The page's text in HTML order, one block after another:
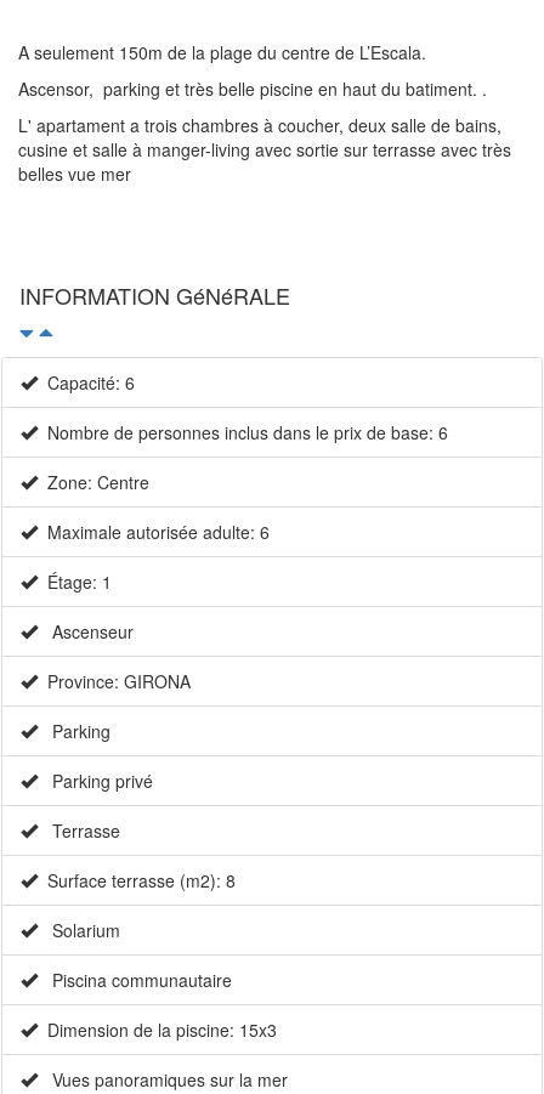
A seulement 150m de la plage du centre de L’Escala.
Ascensor, parking et très belle piscine en haut du batiment. .
L' apartament a trois chambres à coucher, deux salle de bains,
cusine et salle à manger-living avec sortie sur terrasse avec très
belles vue mer
INFORMATION GéNéRALE
Capacité: 6
Nombre de personnes inclus dans le prix de base: 6
Zone: Centre
Maximale autorisée adulte: 6
Étage: 1
Ascenseur
Province: GIRONA
Parking
Parking privé
Terrasse
Surface terrasse (m2): 8
Solarium
Piscina communautaire
Dimension de la piscine: 15x3
Vues panoramiques sur la mer